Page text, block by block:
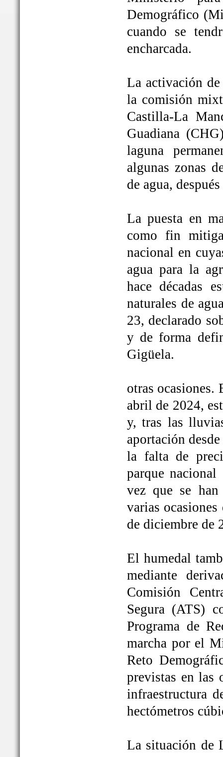
Demográfico
cuando se
encharcada.
La activación
la comisión
Castilla-La
Guadiana
laguna
algunas zonas
de agua,
La puesta en
como fin
nacional en
agua para la
hace décadas
naturales de
23, declarado
y de forma
Gigüela.
otras ocasiones.
abril de 2024,
y, tras las
aportación
la falta de
parque
vez que se
varias
de diciembre de
El humedal
mediante
Comisión
Segura (ATS)
Programa de
marcha por el
Reto
previstas en las
infraestructura
hectómetros
La situación de